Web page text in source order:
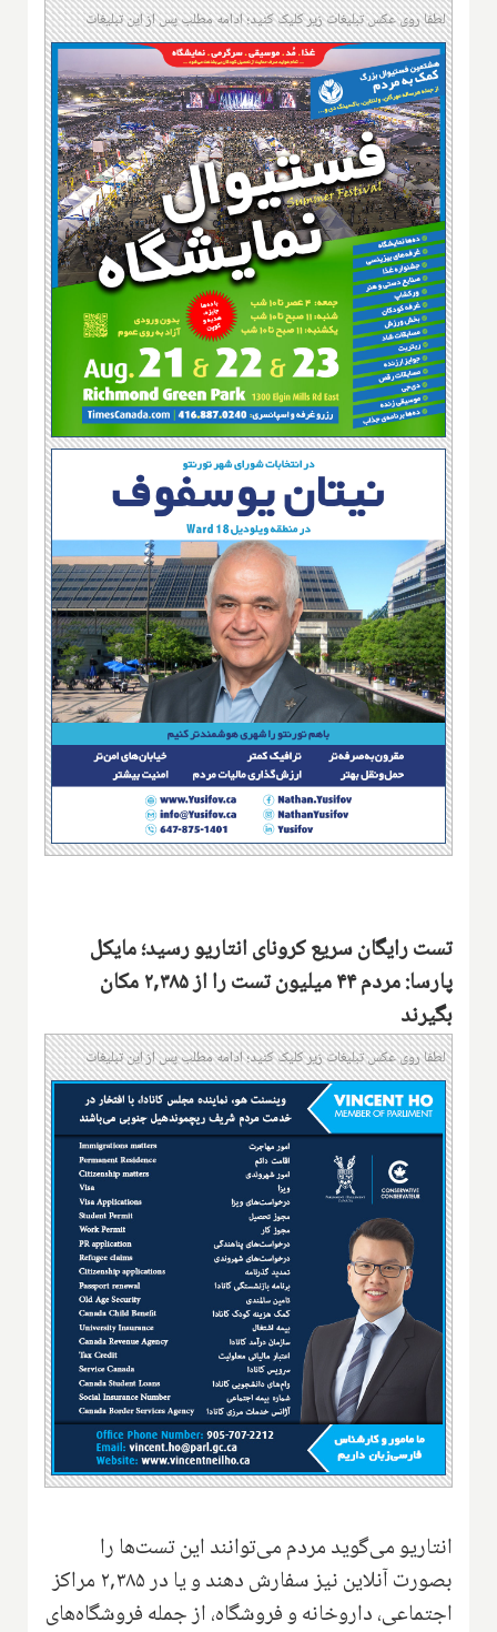
لطفا روی عکس تبلیغات زیر کلیک کنید؛ ادامه مطلب پس از این تبلیغات
تست رایگان سریع کرونای انتاریو رسید؛ مایکل
پارسا: مردم ۴۴ میلیون تست را از ۲,۳۸۵ مکان
بگیرند
لطفا روی عکس تبلیغات زیر کلیک کنید؛ ادامه مطلب پس از این تبلیغات
انتاریو می‌گوید مردم می‌توانند این تست‌ها را
بصورت آنلاین نیز سفارش دهند و یا در ۲,۳۸۵ مراکز
اجتماعی، داروخانه و فروشگاه، از جمله فروشگاه‌های